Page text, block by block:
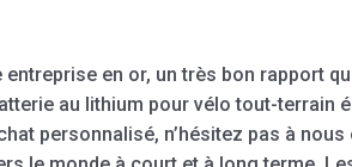
en or, un très bon rapport
au lithium pour vélo tout-terrain
personnalisé, n’hésitez pas à